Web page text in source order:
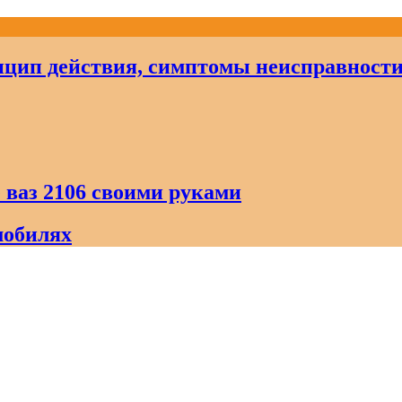
действия, симптомы
2106 своими руками